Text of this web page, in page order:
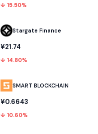
↓ 15.50%
Stargate Finance
¥21.74
↓ 14.80%
SMART BLOCKCHAIN
¥0.6643
↓ 10.60%